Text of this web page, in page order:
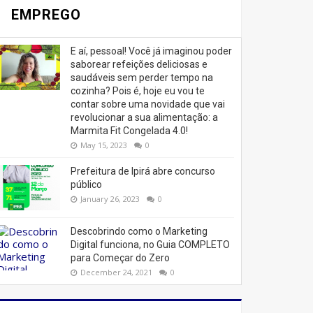
EMPREGO
E aí, pessoal! Você já imaginou poder
saborear refeições deliciosas e
saudáveis ​​sem perder tempo na
cozinha? Pois é, hoje eu vou te
contar sobre uma novidade que vai
revolucionar a sua alimentação: a
Marmita Fit Congelada 4.0!
May 15, 2023 0
Prefeitura de Ipirá abre concurso
público
January 26, 2023 0
Descobrindo como o Marketing
Digital funciona, no Guia COMPLETO
para Começar do Zero
December 24, 2021 0